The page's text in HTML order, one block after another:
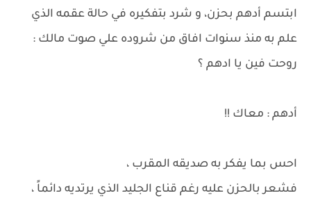
ابتسم أدهم بحزن، و شرد بتفكيره في حالة عقمه الذي
علم به منذ سنوات افاق من شروده علي صوت مالك :
روحت فين يا ادهم ؟
أدهم : معاك !!
احس بما يفكر به صديقه المقرب ،
فشعر بالحزن عليه رغم قناع الجليد الذي يرتديه دائماً ،